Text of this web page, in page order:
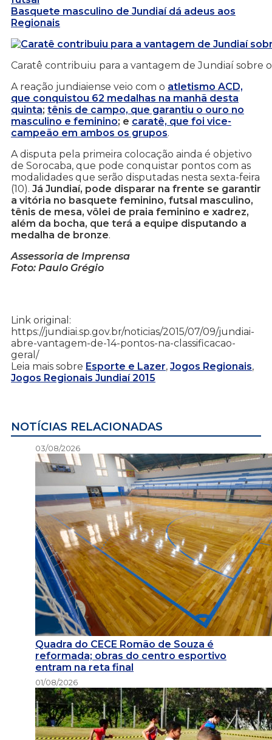
Basquete masculino de Jundiaí dá adeus aos
Regionais
Caratê contribuiu para a vantagem de Jundiaí sobre
A reação jundiaiense veio com o atletismo ACD,
que conquistou 62 medalhas na manhã desta
quinta; tênis de campo, que garantiu o ouro no
masculino e feminino; e caratê, que foi vice-
campeão em ambos os grupos.
A disputa pela primeira colocação ainda é objetivo
de Sorocaba, que pode conquistar pontos com as
modalidades que serão disputadas nesta sexta-feira
(10). Já Jundiaí, pode disparar na frente se garantir
a vitória no basquete feminino, futsal masculino,
tênis de mesa, vôlei de praia feminino e xadrez,
além da bocha, que terá a equipe disputando a
medalha de bronze.
Assessoria de Imprensa
Foto: Paulo Grégio
Link original:
https://jundiai.sp.gov.br/noticias/2015/07/09/jundiai-
abre-vantagem-de-14-pontos-na-classificacao-
geral/
Leia mais sobre Esporte e Lazer, Jogos Regionais,
Jogos Regionais Jundiaí 2015
NOTÍCIAS RELACIONADAS
03/08/2026
Quadra do CECE Romão de Souza é
reformada; obras do centro esportivo
entram na reta final
01/08/2026